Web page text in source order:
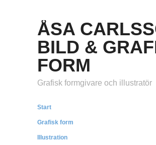
ÅSA
BILD &
FORM
Grafisk formgivare och illustratör
Start
Grafisk form
Illustration